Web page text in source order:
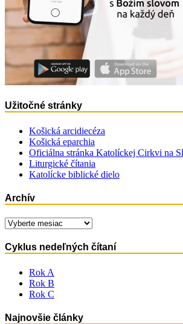
Užitočné stránky
Košická arcidiecéza
Košická eparchia
Oficiálna stránka Katolíckej Cirkvi na
Liturgické čítania
Katolícke biblické dielo
Archív
Archív
Cyklus nedeľných čítaní
Rok A
Rok B
Rok C
Najnovšie články